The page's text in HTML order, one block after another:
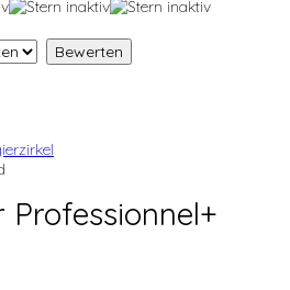
Professionnel+